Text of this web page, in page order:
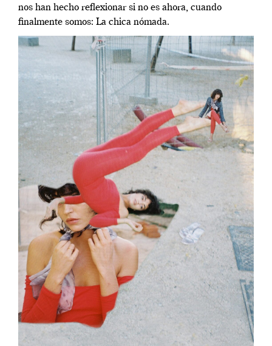
nos han hecho reflexionar si no es ahora, cuando
finalmente somos: La chica nómada.